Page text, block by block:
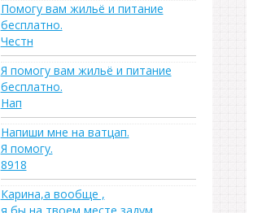
Помогу вам жильё и питание
бесплатно.
Честн
Я помогу вам жильё и питание
бесплатно.
Нап
Напиши мне на ватцап.
Я помогу.
8918
Карина,а вообще ,